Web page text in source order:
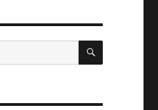
搜